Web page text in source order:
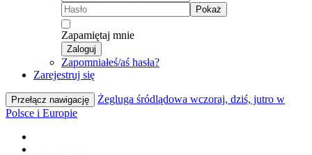
Pokaż
Zapamiętaj mnie
Zaloguj
Zapomniałeś/aś hasła?
Zarejestruj się
Przełącz nawigację
Żegluga śródlądowa wczoraj, dziś, jutro w
Polsce i Europie